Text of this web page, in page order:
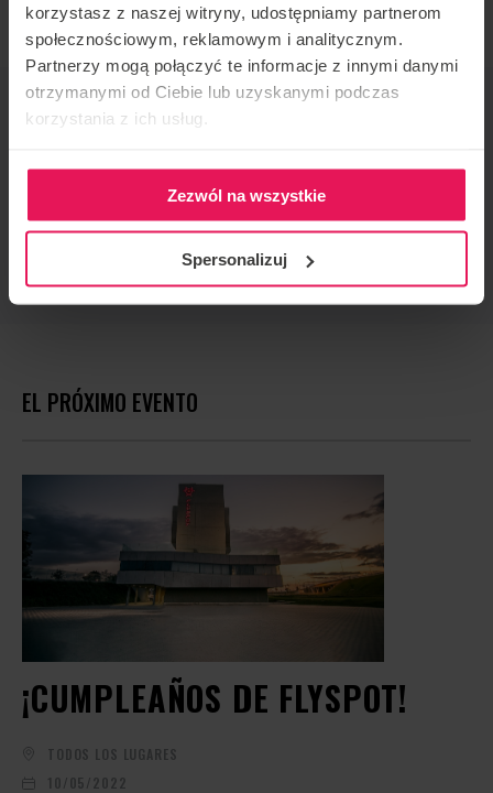
korzystasz z naszej witryny, udostępniamy partnerom
społecznościowym, reklamowym i analitycznym.
Partnerzy mogą połączyć te informacje z innymi danymi
otrzymanymi od Ciebie lub uzyskanymi podczas
korzystania z ich usług.
Zezwól na wszystkie
Spersonalizuj
ORGANIZADOR DE EVENTOS
CONTACTO CON RESPECTO AL EVENTO
EL PRÓXIMO EVENTO
¡CUMPLEAÑOS DE FLYSPOT!
TODOS LOS LUGARES
10/05/2022